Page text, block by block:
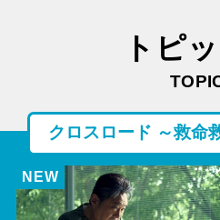
トピ
クロスロード ～救命